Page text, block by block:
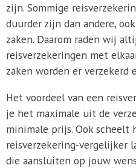
zijn. Sommige
duurder zijn dan andere,
zaken. Daarom raden wij
reisverzekeringen met
zaken worden er verzekerd
Het voordeel van een
je het maximale uit de
minimale prijs. Ook scheelt
reisverzekering-vergelijker
die aansluiten op jouw